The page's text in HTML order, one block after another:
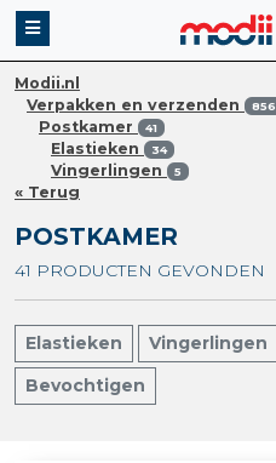
Modii.nl
Verpakken en verzenden
856
Postkamer 41
Elastieken 34
Vingerlingen 5
« Terug
POSTKAMER
41 PRODUCTEN GEVONDEN
Elastieken Vingerlingen
Bevochtigen